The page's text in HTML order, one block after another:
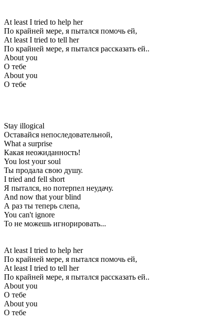
At least I tried to help her
По крайней мере, я пытался помочь ей,
At least I tried to tell her
По крайней мере, я пытался рассказать ей..
About you
О тебе
About you
О тебе
Stay illogical
Оставайся непоследовательной,
What a surprise
Какая неожиданность!
You lost your soul
Ты продала свою душу.
I tried and fell short
Я пытался, но потерпел неудачу.
And now that your blind
А раз ты теперь слепа,
You can't ignore
То не можешь игнорировать...
At least I tried to help her
По крайней мере, я пытался помочь ей,
At least I tried to tell her
По крайней мере, я пытался рассказать ей..
About you
О тебе
About you
О тебе